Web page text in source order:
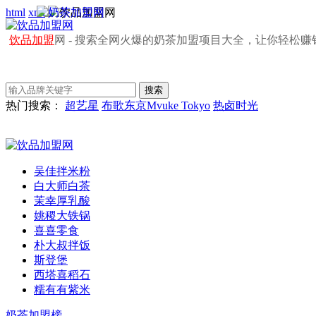
html xml
饮品加盟网 - 搜索全网火爆的奶茶加盟项目大全，让你轻松赚
热门搜索： 超艺星 布歌东京Mvuke Tokyo 热卤时光
吴佳拌米粉
白大师白茶
茉幸厚乳酸
姚稷大铁锅
喜喜零食
朴大叔拌饭
斯登堡
西塔喜稻石
糯有有紫米